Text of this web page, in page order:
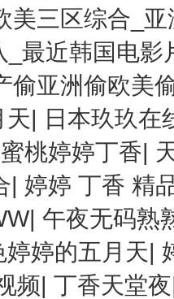
美三区综合_
最近韩国电影
偷亚洲偷欧美
天| 日本玖玖在
蜜桃婷婷丁香|
| 婷婷 丁香 精
| 午夜无码熟
婷婷的五月天|
频| 丁香天堂夜